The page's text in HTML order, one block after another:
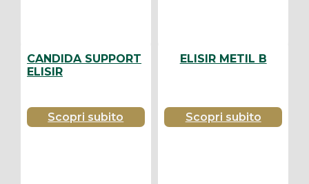
CANDIDA SUPPORT
ELISIR
Scopri subito
ELISIR METIL B
Scopri subito